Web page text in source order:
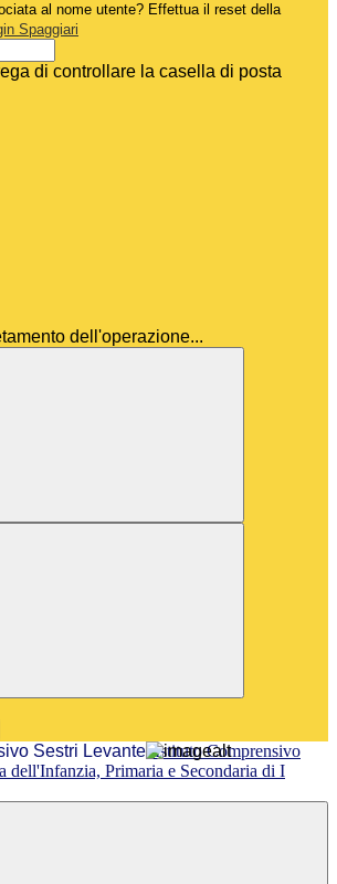
al nome utente? Effettua il reset della
Spaggiari
di controllare la casella di posta
dell'operazione...
Istituto Comprensivo
dell'Infanzia, Primaria e Secondaria di I